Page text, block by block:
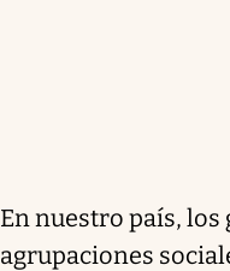
En nuestro país,
agrupaciones